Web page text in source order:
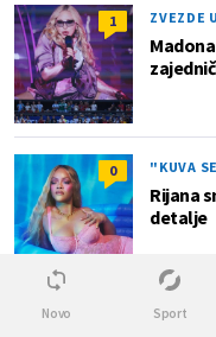
1 ZVEZDE
0 "KUVA
Rijana
detalje
Superžena
Novo Sport